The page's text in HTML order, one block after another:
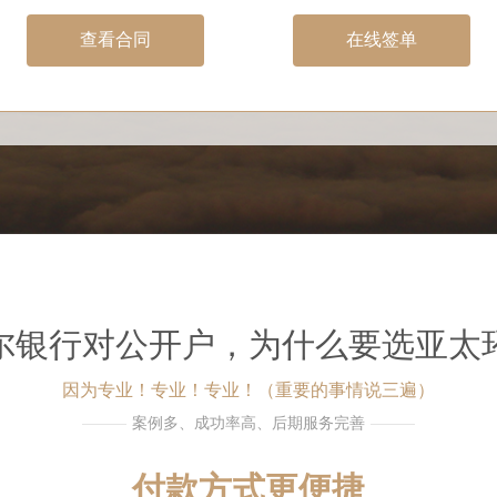
查看合同 在线签单
银行对公开户，为什么要选亚太
因为专业！专业！专业！（重要的事情说三遍）
案例多、成功率高、后期服务完善
付款方式更便捷